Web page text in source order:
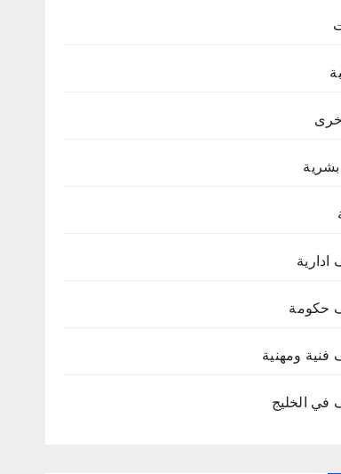
بشرية
ادارية
حكومة
فنية ومهنية
في الخليج